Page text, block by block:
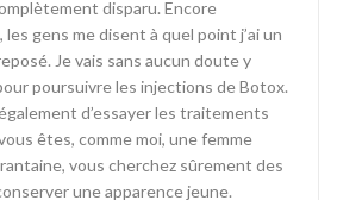
disparu. Encore
les gens me disent à quel point j’ai un
Je vais sans aucun doute y
poursuivre les injections de Botox.
également d’essayer les traitements
êtes, comme moi, une femme
vous cherchez sûrement des
une apparence jeune.